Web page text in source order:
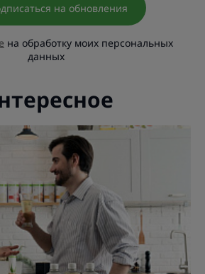
на обновления
на обработку моих персональных
данных